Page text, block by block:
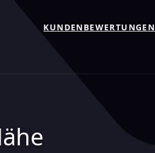
KUNDENBEWERTUNGEN